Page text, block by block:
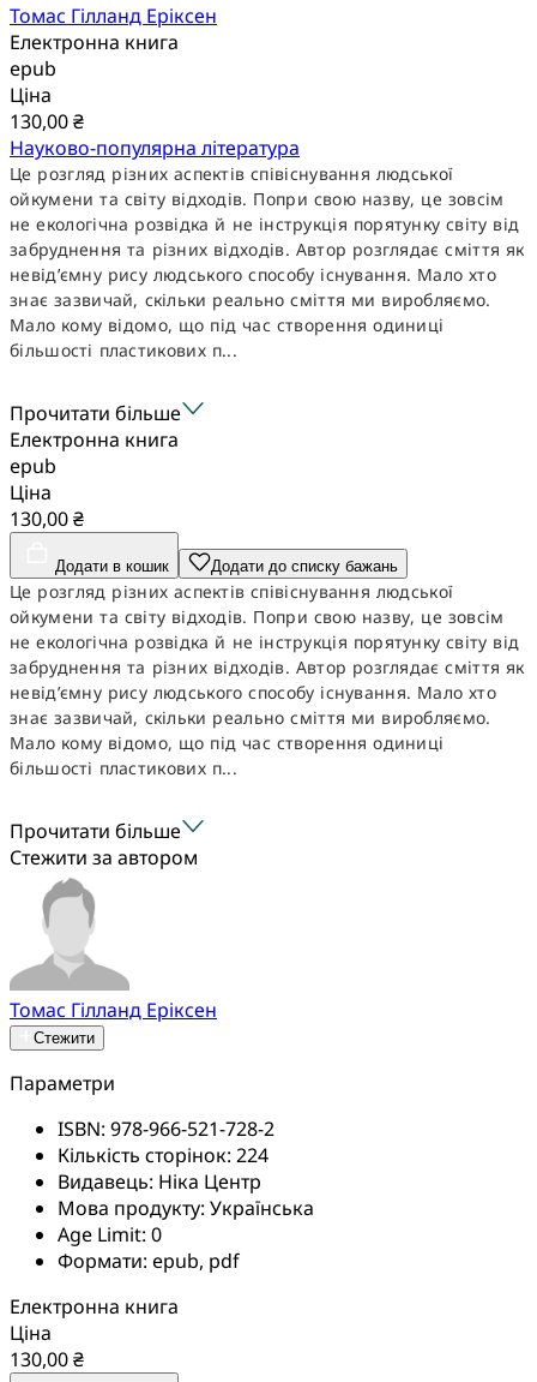
Томас Гілланд Еріксен
Електронна книга
epub
Ціна
130,00 ₴
Науково-популярна література
Це розгляд різних аспектів співіснування людської
ойкумени та світу відходів. Попри свою назву, це зовсім
не екологічна розвідка й не інструкція порятунку світу від
забруднення та різних відходів. Автор розглядає сміття як
невід’ємну рису людського способу існування. Мало хто
знає зазвичай, скільки реально сміття ми виробляємо.
Мало кому відомо, що під час створення одиниці
більшості пластикових п...
Прочитати більше
Електронна книга
epub
Ціна
130,00 ₴
Додати в кошик Додати до списку бажань
Це розгляд різних аспектів співіснування людської
ойкумени та світу відходів. Попри свою назву, це зовсім
не екологічна розвідка й не інструкція порятунку світу від
забруднення та різних відходів. Автор розглядає сміття як
невід’ємну рису людського способу існування. Мало хто
знає зазвичай, скільки реально сміття ми виробляємо.
Мало кому відомо, що під час створення одиниці
більшості пластикових п...
Прочитати більше
Стежити за автором
Томас Гілланд Еріксен
Стежити
Параметри
ISBN: 978-966-521-728-2
Кількість сторінок: 224
Видавець: Ніка Центр
Мова продукту: Українська
Age Limit: 0
Формати: epub, pdf
Електронна книга
Ціна
130,00 ₴